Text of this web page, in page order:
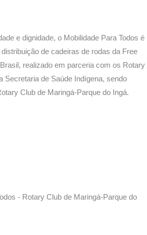
e dignidade, o Mobilidade Para Todos é
de cadeiras de rodas da Free
realizado em parceria com os Rotary
Secretaria de Saúde Indígena, sendo
Club de Maringá-Parque do Ingá.
- Rotary Club de Maringá-Parque do